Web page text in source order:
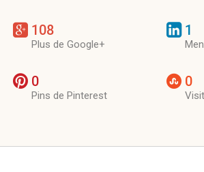
108
Plus de Google+
1
0
Pins de Pinterest
0